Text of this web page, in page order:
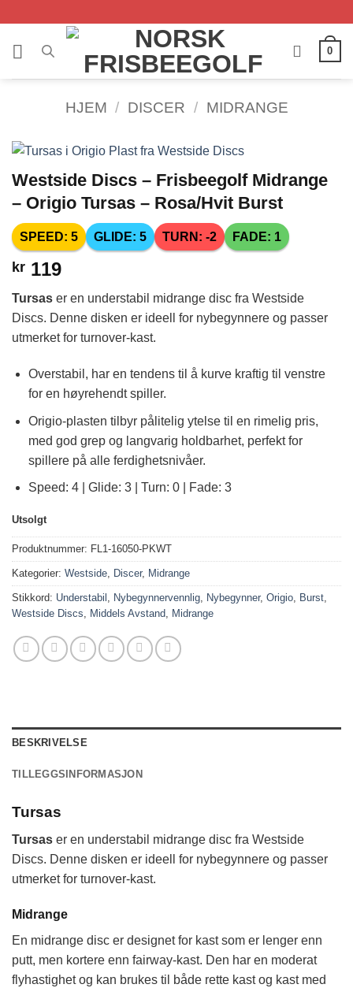
content
0
HJEM / DISCER / MIDRANGE
Westside Discs – Frisbeegolf Midrange
– Origio Tursas – Rosa/Hvit Burst
SPEED: 5 GLIDE: 5 TURN: -2 FADE: 1
kr 119
Tursas er en understabil midrange disc fra Westside
Discs. Denne disken er ideell for nybegynnere og passer
utmerket for turnover-kast.
Overstabil, har en tendens til å kurve kraftig til venstre
for en høyrehendt spiller.
Origio-plasten tilbyr pålitelig ytelse til en rimelig pris,
med god grep og langvarig holdbarhet, perfekt for
spillere på alle ferdighetsnivåer.
Speed: 4 | Glide: 3 | Turn: 0 | Fade: 3
Utsolgt
Produktnummer: FL1-16050-PKWT
Kategorier: Westside, Discer, Midrange
Stikkord: Understabil , Nybegynnervennlig, Nybegynner, Origio, Burst,
Westside Discs, Middels Avstand, Midrange
BESKRIVELSE
TILLEGGSINFORMASJON
Tursas
Tursas er en understabil midrange disc fra Westside
Discs. Denne disken er ideell for nybegynnere og passer
utmerket for turnover-kast.
Midrange
En midrange disc er designet for kast som er lenger enn
putt, men kortere enn fairway-kast. Den har en moderat
flyhastighet og kan brukes til både rette kast og kast med